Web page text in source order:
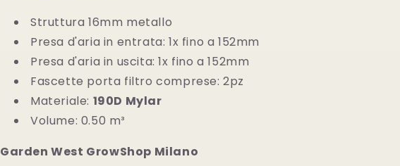
Struttura 16mm metallo
Presa d'aria in entrata: 1x fino a 152mm
Presa d'aria in uscita: 1x fino a 152mm
Fascette porta filtro comprese: 2pz
Materiale: 190D Mylar
Volume: 0.50 m³
Garden West GrowShop Milano